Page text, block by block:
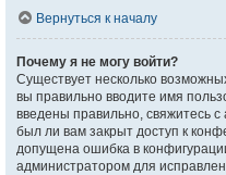
Вернуться к началу
Почему я не могу войти?
Существует несколько
вы правильно вводите имя
введены правильно, свяжитесь
был ли вам закрыт доступ к
допущена ошибка в
администратором для